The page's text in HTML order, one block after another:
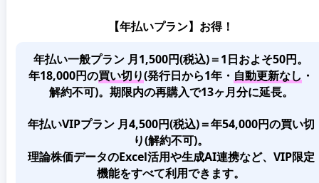
【年払いプラン】お得！
年払い一般プラン 月1,500円(税込)＝1日およそ50円。
年18,000円の買い切り(発行日から1年・ 自動更新なし ・
解約不可)。期限内の再購入で13ヶ月分に延長。
年払いVIPプラン 月4,500円(税込)＝年54,000円の買い切
り(解約不可)。
理論株価データのExcel活用や生成AI連携など、VIP限定
機能をすべて利用できます。